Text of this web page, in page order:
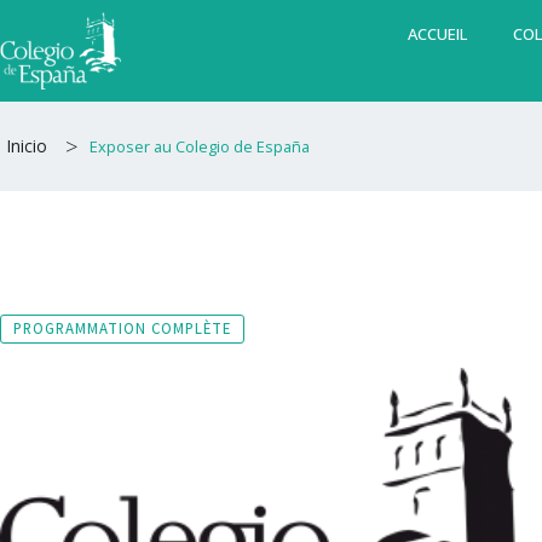
au
contenu
ACCUEIL
Inicio > Exposer au Colegio de España
PROGRAMMATION COMPLÈTE